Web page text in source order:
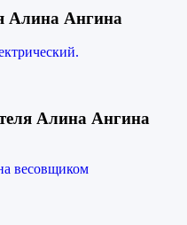
Алина Ангина
Алина Ангина
весовщиком